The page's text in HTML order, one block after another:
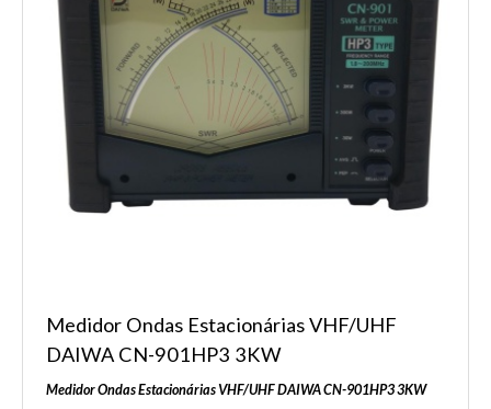
Medidor Ondas Estacionárias VHF/UHF
DAIWA CN-901HP3 3KW
Medidor Ondas Estacionárias VHF/UHF DAIWA CN-901HP3 3KW